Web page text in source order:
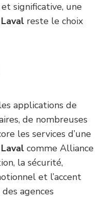
significative, une
reste le choix
applications de
de nombreuses
les services d’une
comme Alliance
la sécurité,
et l’accent
agences